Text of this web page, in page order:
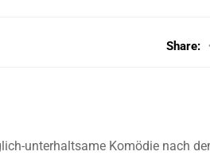
Share:
unterhaltsame Komödie nach